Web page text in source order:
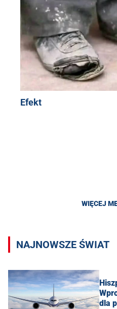
Efekt
WIĘCEJ
NAJNOWSZE ŚWIAT
dla